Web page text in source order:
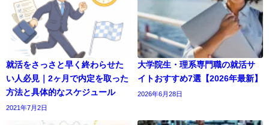
就活をさっさと早く終わらせた
い人必見｜2ヶ月で内定を取った
方法と具体的なスケジュール
2021年7月2日
大学院生・理系専門職の就活サ
イトおすすめ7選【2026年最新】
2026年6月28日